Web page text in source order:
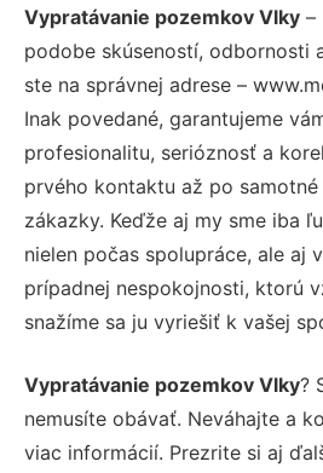
Vypratávanie pozemkov Vlky –
podobe skúseností, odbornosti
ste na správnej adrese –
Inak povedané, garantujeme
profesionalitu, serióznosť a
prvého kontaktu až po
zákazky. Keďže aj my sme iba
nielen počas spolupráce, ale aj
prípadnej nespokojnosti, ktorú
snažíme sa ju vyriešiť k vašej
Vypratávanie pozemkov Vlky?
nemusíte obávať. Neváhajte a
viac informácií. Prezrite si aj